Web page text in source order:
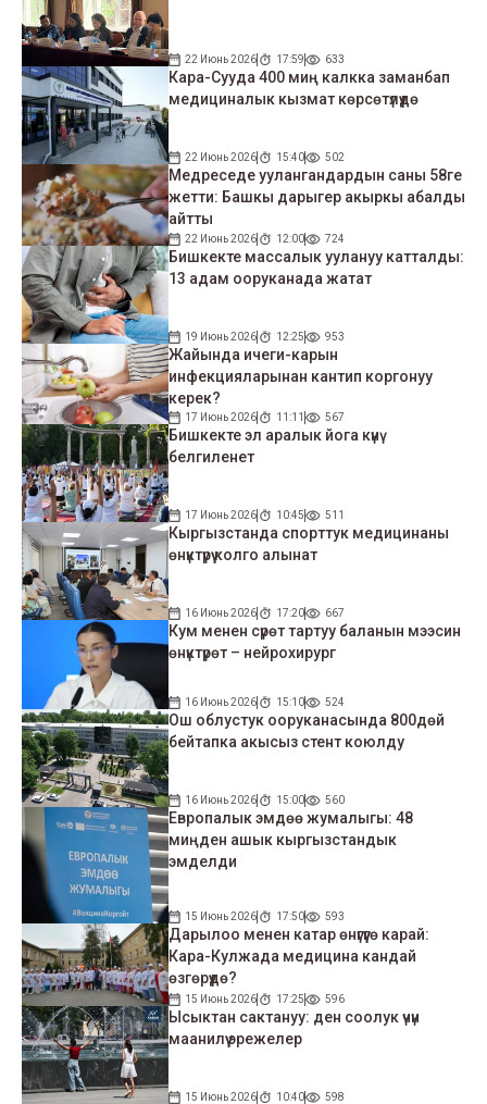
22 Июнь 2026 17:59 633
Кара-Сууда 400 миң калкка заманбап
медициналык кызмат көрсөтүлүүдө
22 Июнь 2026 15:40 502
Медреседе уулангандардын саны 58ге
жетти: Башкы дарыгер акыркы абалды
айтты
22 Июнь 2026 12:00 724
Бишкекте массалык уулануу катталды:
13 адам ооруканада жатат
19 Июнь 2026 12:25 953
Жайында ичеги-карын
инфекцияларынан кантип коргонуу
керек?
17 Июнь 2026 11:11 567
Бишкекте эл аралык йога күнү
белгиленет
17 Июнь 2026 10:45 511
Кыргызстанда спорттук медицинаны
өнүктүрүү колго алынат
16 Июнь 2026 17:20 667
Кум менен сүрөт тартуу баланын мээсин
өнүктүрөт – нейрохирург
16 Июнь 2026 15:10 524
Ош облустук ооруканасында 800дөй
бейтапка акысыз стент коюлду
16 Июнь 2026 15:00 560
Европалык эмдөө жумалыгы: 48
миңден ашык кыргызстандык
эмделди
15 Июнь 2026 17:50 593
Дарылоо менен катар өнүгүүгө карай:
Кара-Кулжада медицина кандай
өзгөрүүдө?
15 Июнь 2026 17:25 596
Ысыктан сактануу: ден соолук үчүн
маанилүү эрежелер
15 Июнь 2026 10:40 598